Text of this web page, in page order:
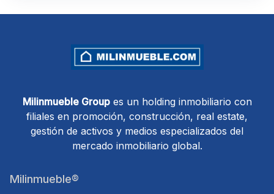
Milinmueble Groupes un holding inmobiliario con
filiales en promoción, construcción, real estate,
gestión de activos y medios especializados del
mercado inmobiliario global.
Milinmueble®